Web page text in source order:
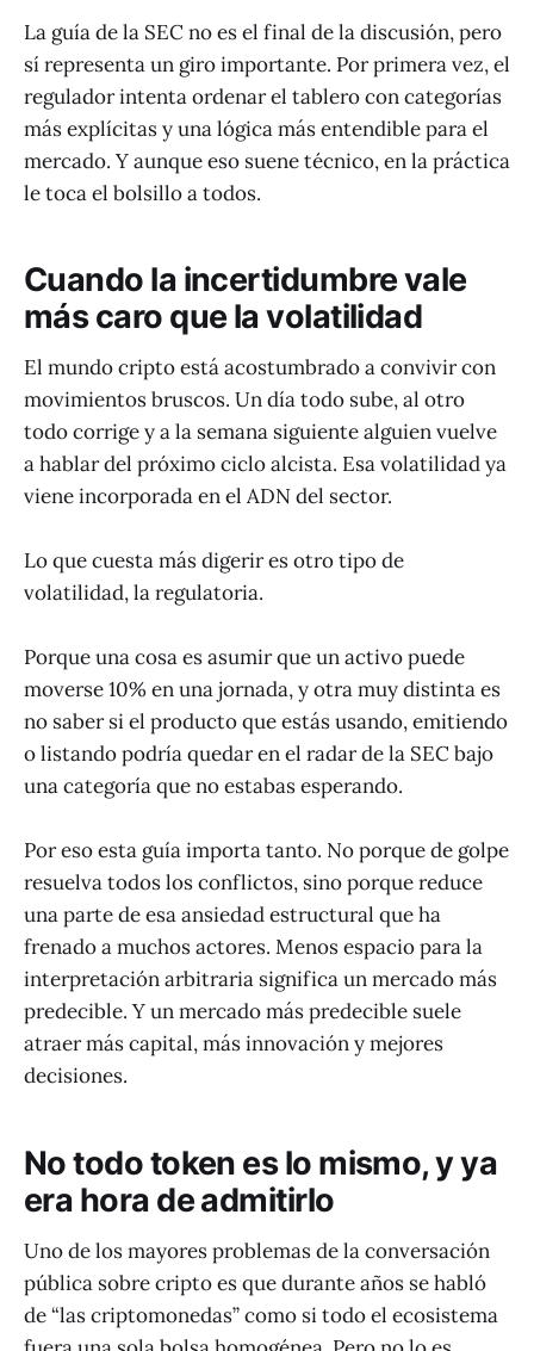
La guía de la SEC no es el final de la discusión, pero
sí representa un giro importante. Por primera vez, el
regulador intenta ordenar el tablero con categorías
más explícitas y una lógica más entendible para el
mercado. Y aunque eso suene técnico, en la práctica
le toca el bolsillo a todos.
Cuando la incertidumbre vale
más caro que la volatilidad
El mundo cripto está acostumbrado a convivir con
movimientos bruscos. Un día todo sube, al otro
todo corrige y a la semana siguiente alguien vuelve
a hablar del próximo ciclo alcista. Esa volatilidad ya
viene incorporada en el ADN del sector.
Lo que cuesta más digerir es otro tipo de
volatilidad, la regulatoria.
Porque una cosa es asumir que un activo puede
moverse 10% en una jornada, y otra muy distinta es
no saber si el producto que estás usando, emitiendo
o listando podría quedar en el radar de la SEC bajo
una categoría que no estabas esperando.
Por eso esta guía importa tanto. No porque de golpe
resuelva todos los conflictos, sino porque reduce
una parte de esa ansiedad estructural que ha
frenado a muchos actores. Menos espacio para la
interpretación arbitraria significa un mercado más
predecible. Y un mercado más predecible suele
atraer más capital, más innovación y mejores
decisiones.
No todo token es lo mismo, y ya
era hora de admitirlo
Uno de los mayores problemas de la conversación
pública sobre cripto es que durante años se habló
de “las criptomonedas” como si todo el ecosistema